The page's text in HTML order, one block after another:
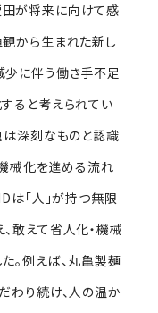
が将来に向けて感
から生まれた新し
に伴う働き手不足
ると考えられてい
は深刻なものと認識
機械化を進める流れ
は「人」が持つ無限
敢えて省人化・機械
。例えば、丸亀製麺
わり続け、人の温か